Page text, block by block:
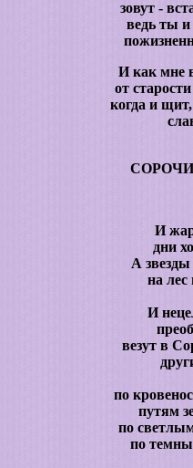
зовут -
ведь ты
И как мне
от
когда и
И
дни
А
на лес
И
везут в
по
путям
по
по